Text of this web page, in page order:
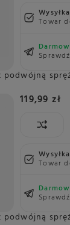
Towar
podwójną
119,99 zł
Towar
podwójną